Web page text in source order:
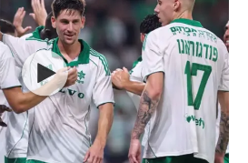
VOD
רץ ברשת
נבחרת ישראל
מכבי חיפה
בית"ר ירושלים
מכבי תל אביב
ליגה ספרדית
ליגה איטלקית
ליגה צרפתית
כדורסל נשים
מכבי תל אביב
הפועל חולון
הפועל ירושלים
יורוליג
יורוקאפ
טניס
כדוריד
כדורעף